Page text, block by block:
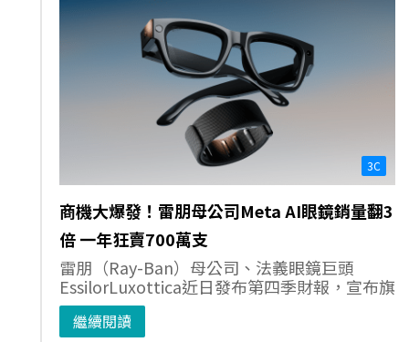
3C
商機大爆發！雷朋母公司Meta AI眼鏡銷量翻3
倍 一年狂賣700萬支
雷朋（Ray-Ban）母公司、法義眼鏡巨頭
EssilorLuxottica近日發布第四季財報，宣布旗
繼續閱讀